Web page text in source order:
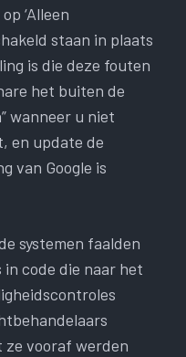
‘Alleen
staan ​​in plaats
is die deze fouten
het buiten de
wanneer u niet
en update de
van Google is
systemen faalden
code die naar het
ze vooraf werden